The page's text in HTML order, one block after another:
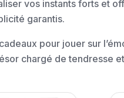
vos instants forts et
garantis.
pour jouer sur
chargé de tendresse et